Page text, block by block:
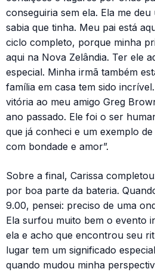
conseguiria sem ela. Ela me
sabia que tinha. Meu pai está
ciclo completo, porque minha
aqui na Nova Zelândia. Ter ele
especial. Minha irmã também
família em casa tem sido
vitória ao meu amigo Greg
ano passado. Ele foi o ser
que já conheci e um exemplo
com bondade e amor”.
Sobre a final, Carissa
por boa parte da bateria.
9.00, pensei: preciso de uma
Ela surfou muito bem o evento
ela e acho que encontrou seu
lugar tem um significado
quando mudou minha